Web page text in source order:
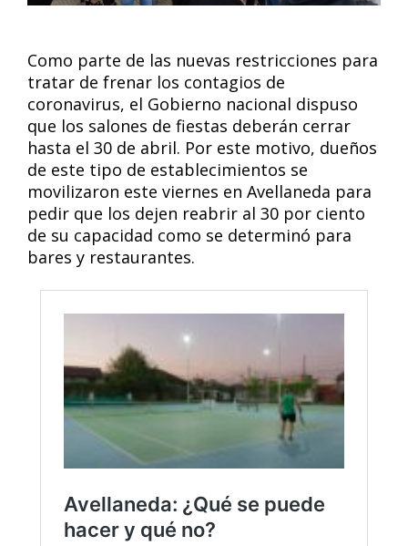
Como parte de las nuevas restricciones para
tratar de frenar los contagios de
coronavirus, el Gobierno nacional dispuso
que los salones de fiestas deberán cerrar
hasta el 30 de abril. Por este motivo, dueños
de este tipo de establecimientos se
movilizaron este viernes en Avellaneda para
pedir que los dejen reabrir al 30 por ciento
de su capacidad como se determinó para
bares y restaurantes.